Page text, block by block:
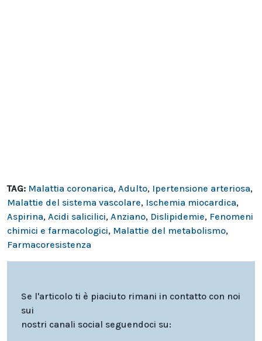
TAG: Malattia coronarica, Adulto, Ipertensione arteriosa,
Malattie del sistema vascolare, Ischemia miocardica,
Aspirina, Acidi salicilici, Anziano, Dislipidemie, Fenomeni
chimici e farmacologici, Malattie del metabolismo,
Farmacoresistenza
Se l'articolo ti è piaciuto rimani in contatto con noi
sui
nostri canali social seguendoci su: